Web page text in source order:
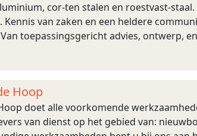
cor-ten stalen en roestvast-
Kennis van zaken en een heldere
toepassingsgericht advies, ontwerp,
Hoop
doet alle voorkomende
van dienst op het gebied van: